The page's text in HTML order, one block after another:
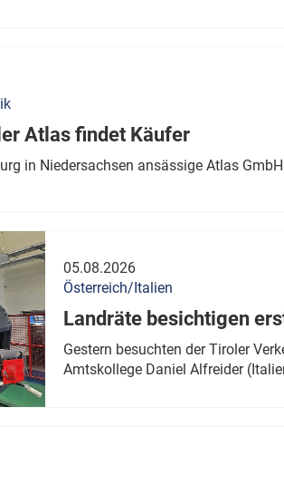
Atlas findet Käufer
in Niedersachsen ansässige Atlas
05.08.2026
Österreich/Italien
Landräte besichtigen
Gestern besuchten der Tiroler
Amtskollege Daniel Alfreider